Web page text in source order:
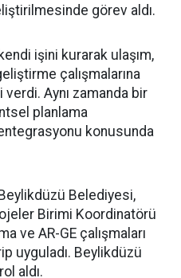
görev aldı.
işini kurarak ulaşım,
çalışmalarına
verdi. Aynı zamanda bir
planlama
konusunda
Belediyesi,
Birimi Koordinatörü
ve AR-GE çalışmaları
uyguladı. Beylikdüzü
aldı.